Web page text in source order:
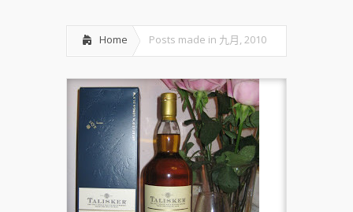
Home Posts made in 九月, 2010